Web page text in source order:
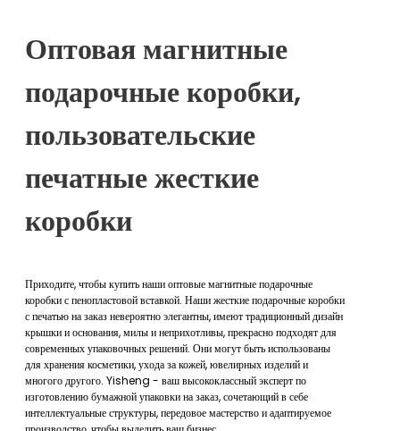
Оптовая магнитные
подарочные коробки,
пользовательские
печатные жесткие
коробки
Приходите, чтобы купить наши оптовые магнитные подарочные
коробки с пенопластовой вставкой. Наши жесткие подарочные коробки
с печатью на заказ невероятно элегантны, имеют традиционный дизайн
крышки и основания, милы и неприхотливы, прекрасно подходят для
современных упаковочных решений. Они могут быть использованы
для хранения косметики, ухода за кожей, ювелирных изделий и
многого другого. Yisheng - ваш высококлассный эксперт по
изготовлению бумажной упаковки на заказ, сочетающий в себе
интеллектуальные структуры, передовое мастерство и адаптируемое